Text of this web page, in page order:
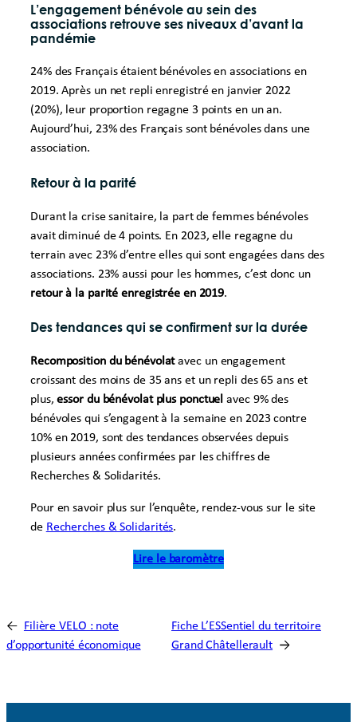
L’engagement bénévole au sein des
associations retrouve ses niveaux d’avant la
pandémie
24% des Français étaient bénévoles en associations en
2019. Après un net repli enregistré en janvier 2022
(20%), leur proportion regagne 3 points en un an.
Aujourd’hui, 23% des Français sont bénévoles dans une
association.
Retour à la parité
Durant la crise sanitaire, la part de femmes bénévoles
avait diminué de 4 points. En 2023, elle regagne du
terrain avec 23% d’entre elles qui sont engagées dans des
associations. 23% aussi pour les hommes, c’est donc un
retour à la parité enregistrée en 2019.
Des tendances qui se confirment sur la durée
Recomposition du bénévolatavec un engagement
croissant des moins de 35 ans et un repli des 65 ans et
plus,essor du bénévolat plus ponctuel avec 9% des
bénévoles qui s’engagent à la semaine en 2023 contre
10% en 2019, sont des tendances observées depuis
plusieurs années confirmées par les chiffres de
Recherches & Solidarités.
Pour en savoir plus sur l’enquête, rendez-vous sur le site
de Recherches & Solidarités.
Lire le baromètre
← Filière VELO : note
d’opportunité économique
Fiche L’ESSentiel du territoire
Grand Châtellerault →